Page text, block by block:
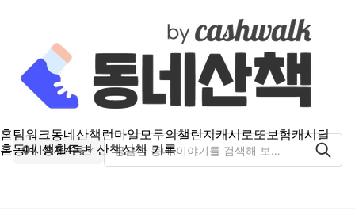
홈팀워크동네산책 런마일모두의챌린지캐시로또보험캐시딜
홈동네 생활주변 산책산책 기록
시흥제4동